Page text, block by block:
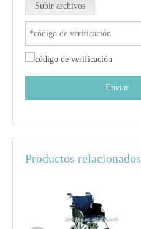
Subir archivos
Enviar
Productos relacionados